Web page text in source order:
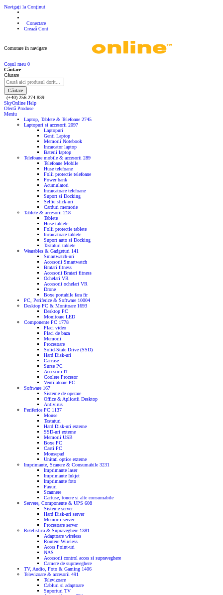
Navigați la Conținut
Conectare
Crează Cont
Comutare în navigare
Coșul meu 0
Căutare
Căutare
Căutare
(+40) 256.274.839
SkyOnline Help
Ofertă Produse
Meniu
Laptop, Tablete & Telefoane 2745
Laptopuri si accesorii 2097
Laptopuri
Genti Laptop
Memorii Notebook
Incarcator laptop
Baterii laptop
Telefoane mobile & accesorii 289
Telefoane Mobile
Huse telefoane
Folii protectie telefoane
Power bank
Acumulatori
Incarcatoare telefoane
Suport si Docking
Selfie stick-uri
Carduri memorie
Tablete & accesorii 218
Tablete
Huse tablete
Folii protectie tablete
Incarcatoare tablete
Suport auto si Docking
Tastaturi tablete
Wearables & Gadgeturi 141
Smartwatch-uri
Accesorii Smartwatch
Bratari fitness
Accesorii Bratari fitness
Ochelari VR
Accesorii ochelari VR
Drone
Boxe portabile fara fir
PC, Periferice & Software 10004
Desktop PC & Monitoare 1693
Desktop PC
Monitoare LED
Componente PC 1778
Placi video
Placi de baza
Memorii
Procesoare
Solid-State Drive (SSD)
Hard Disk-uri
Carcase
Surse PC
Accesorii IT
Coolere Procesor
Ventilatoare PC
Software 167
Sisteme de operare
Office & Aplicatii Desktop
Antivirus
Periferice PC 1137
Mouse
Tastaturi
Hard Disk-uri externe
SSD-uri externe
Memorii USB
Boxe PC
Casti PC
Mousepad
Unitati optice externe
Imprimante, Scanere & Consumabile 3231
Imprimante laser
Imprimante Inkjet
Imprimante foto
Faxuri
Scannere
Cartuse, tonere si alte consumabile
Servere, Componente & UPS 608
Sisteme server
Hard Disk-uri server
Memorii server
Procesoare server
Retelistica & Supraveghere 1381
Adaptoare wireless
Routere Wireless
Acces Point-uri
NAS
Accesorii control acces si supraveghere
Camere de supraveghere
TV, Audio, Foto & Gaming 1406
Televizoare & accesorii 491
Televizoare
Cabluri si adaptoare
Suporturi TV